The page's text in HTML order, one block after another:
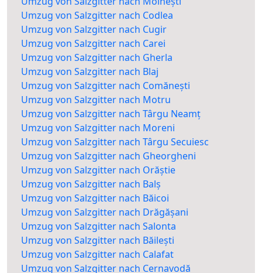
Umzug von Salzgitter nach Codlea
Umzug von Salzgitter nach Cugir
Umzug von Salzgitter nach Carei
Umzug von Salzgitter nach Gherla
Umzug von Salzgitter nach Blaj
Umzug von Salzgitter nach Comănești
Umzug von Salzgitter nach Motru
Umzug von Salzgitter nach Târgu Neamț
Umzug von Salzgitter nach Moreni
Umzug von Salzgitter nach Târgu Secuiesc
Umzug von Salzgitter nach Gheorgheni
Umzug von Salzgitter nach Orăștie
Umzug von Salzgitter nach Balș
Umzug von Salzgitter nach Băicoi
Umzug von Salzgitter nach Drăgășani
Umzug von Salzgitter nach Salonta
Umzug von Salzgitter nach Băilești
Umzug von Salzgitter nach Calafat
Umzug von Salzgitter nach Cernavodă